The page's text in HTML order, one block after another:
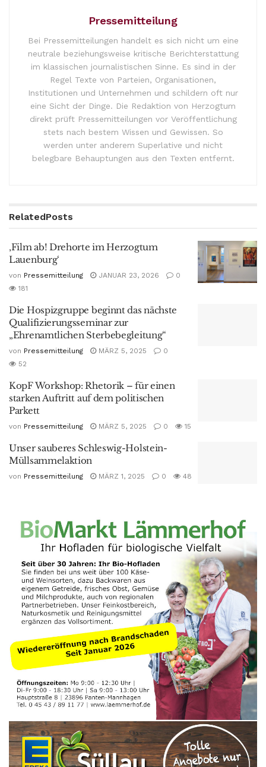
Pressemitteilung
Bei Pressemitteilungen handelt es sich nicht um eine
neutrale beziehungsweise kritische Berichterstattung
im klassischen journalistischen Sinne. Es sind in der
Regel Texte von Parteien, Organisationen,
Institutionen und Unternehmen und schildern oft nur
eine Sicht der Dinge. Die Redaktion von Herzogtum
direkt prüft Pressemitteilungen vor Veröffentlichung
stets nach bestem Wissen und Gewissen. So
werden unter anderem Superlative und nicht
belegbare Behauptungen aus den Texten entfernt.
RelatedPosts
‚Film ab! Drehorte im Herzogtum
Lauenburg‘
von Pressemitteilung JANUAR 23, 2026
0
181
Die Hospizgruppe beginnt das nächste
Qualifizierungsseminar zur
„Ehrenamtlichen Sterbebegleitung“
von Pressemitteilung MÄRZ 5, 2025
0
52
KopF Workshop: Rhetorik – für einen
starken Auftritt auf dem politischen
Parkett
von Pressemitteilung MÄRZ 5, 2025 0 15
Unser sauberes Schleswig-Holstein-
Müllsammelaktion
von Pressemitteilung MÄRZ 1, 2025 0 48